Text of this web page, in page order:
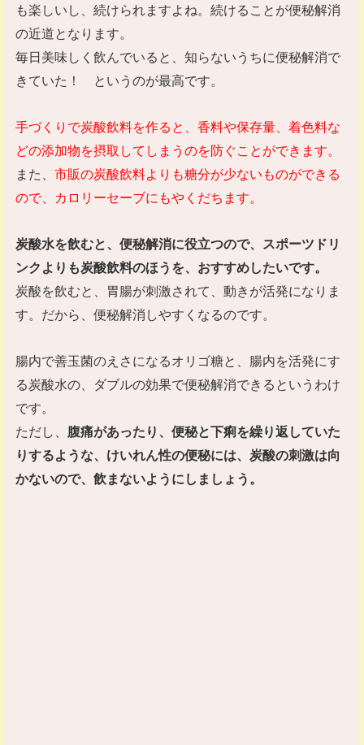
も楽しいし、続けられますよね。続けることが便秘解消
の近道となります。
毎日美味しく飲んでいると、知らないうちに便秘解消で
きていた！ というのが最高です。
手づくりで炭酸飲料を作ると、香料や保存量、着色料な
どの添加物を摂取してしまうのを防ぐことができます。
また、 市販の炭酸飲料よりも糖分が少ないものができる
ので、カロリーセーブにもやくだちます。
炭酸水を飲むと、便秘解消に役立つので、スポーツドリ
ンクよりも炭酸飲料のほうを、おすすめしたいです。
炭酸を飲むと、胃腸が刺激されて、動きが活発になりま
す。だから、便秘解消しやすくなるのです。
腸内で善玉菌のえさになるオリゴ糖と、腸内を活発にす
る炭酸水の、ダブルの効果で便秘解消できるというわけ
です。
ただし、 腹痛があったり、便秘と下痢を繰り返していた
りするような、けいれん性の便秘には、炭酸の刺激は向
かないので、飲まないようにしましょう。